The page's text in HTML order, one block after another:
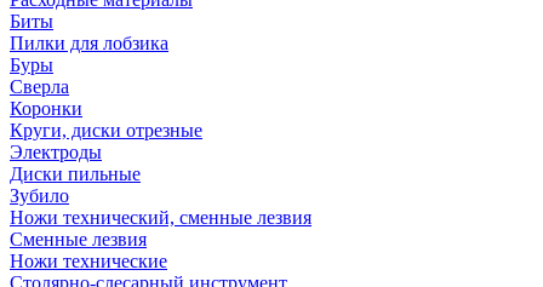
Биты
Пилки для лобзика
Буры
Сверла
Коронки
Круги, диски отрезные
Электроды
Диски пильные
Зубило
Ножи технический, сменные лезвия
Сменные лезвия
Ножи технические
Столярно-слесарный инструмент